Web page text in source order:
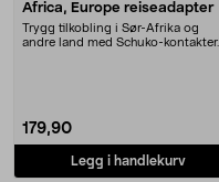
Africa, Europe reiseadapter
Trygg tilkobling i Sør-Afrika og
andre land med Schuko-kontakter.
179,90
Legg i handlekurv